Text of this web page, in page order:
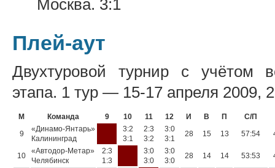
Москва. 3:1
Плей-аут
Двухтуровой турнир с учётом
этапа. 1 тур — 15-17 апреля 2009,
М Команда 9 10 11 12 И В П С/П
9
«Динамо-Янтарь»
Калининград
3:2
3:1
2:3
3:2
3:0
3:1
28 15 13 57:54
10
«Автодор-Метар»
Челябинск
2:3
1:3
3:0
3:0
3:0
3:0
28 14 14 53:53